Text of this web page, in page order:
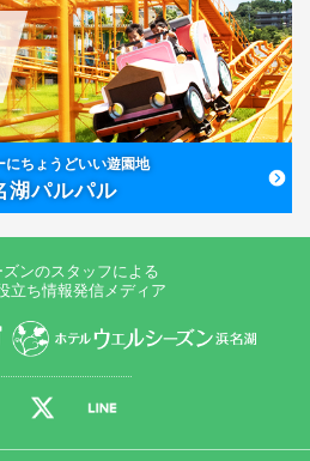
にちょうどいい遊園地
湖パルパル
ンのスタッフによる
立ち情報発信メディア